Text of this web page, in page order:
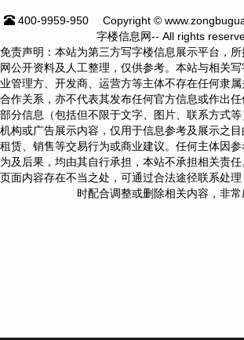
400-9959-950
Copyright ©
字楼信息网-- All rights
免责声明：本站为第三方写字楼信息展示平台，
网公开资料及人工整理，仅供参考。本站与相关
业管理方、开发商、运营方等主体不存在任何隶
合作关系，亦不代表其发布任何官方信息或作出
部分信息（包括但不限于文字、图片、联系方式
机构或广告展示内容，仅用于信息参考及展示之目
租赁、销售等交易行为或商业建议。任何主体因
为及后果，均由其自行承担，本站不承担相关责
页面内容存在不当之处，可通过合法途径联系处
时配合调整或删除相关内容，非常